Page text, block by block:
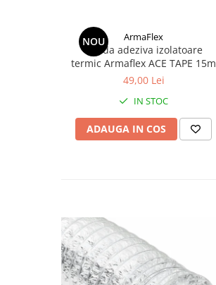
NOU ArmaFlex
Banda adeziva izolatoare
termic Armaflex ACE TAPE 15m
49,00 Lei
IN STOC
ADAUGA IN COS